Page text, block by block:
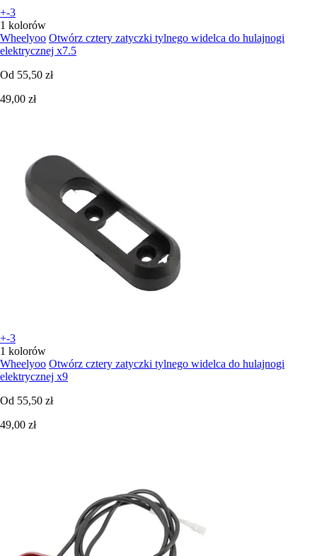
+-3
1 kolorów
Wheelyoo Otwórz cztery zatyczki tylnego widelca do hulajnogi
elektrycznej x7.5
Od 55,50 zł
49,00 zł
+-3
1 kolorów
Wheelyoo Otwórz cztery zatyczki tylnego widelca do hulajnogi
elektrycznej x9
Od 55,50 zł
49,00 zł